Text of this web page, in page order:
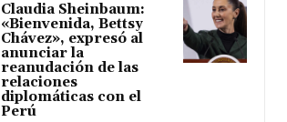
Claudia Sheinbaum:
«Bienvenida, Bettsy
Chávez», expresó al
anunciar la
reanudación de las
relaciones
diplomáticas con el
Perú